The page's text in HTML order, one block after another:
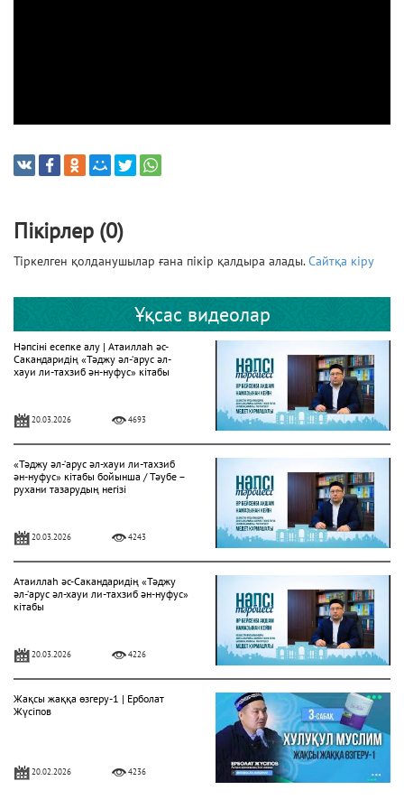
Пікірлер (0)
Тіркелген қолданушылар ғана пікір қалдыра алады.Сайтқа кіру
Ұқсас видеолар
Нәпсіні есепке алу | Атаиллаһ әс-
Сакандаридің «Тәджу әл-‘арус әл-
хауи ли-тахзиб ән-нуфус» кітабы
20.03.2026 4693
«Тәджу әл-‘арус әл-хауи ли-тахзиб
ән-нуфус» кітабы бойынша / Тәубе –
рухани тазарудың негізі
20.03.2026 4243
Атаиллаһ әс-Сакандаридің «Тәджу
әл-‘арус әл-хауи ли-тахзиб ән-нуфус»
кітабы
20.03.2026 4226
Жақсы жаққа өзгеру-1 | Ерболат
Жүсіпов
20.02.2026 4236